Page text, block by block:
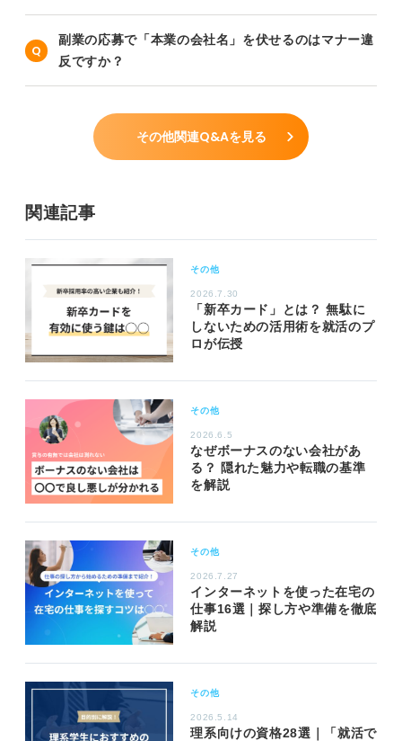
副業の応募で「本業の会社名」を伏せるのはマナー違
反ですか？
その他関連Q&Aを見る
関連記事
その他
2026.7.30
「新卒カード」とは？ 無駄に
しないための活用術を就活のプ
ロが伝授
その他
2026.6.5
なぜボーナスのない会社があ
る？ 隠れた魅力や転職の基準
を解説
その他
2026.7.27
インターネットを使った在宅の
仕事16選｜探し方や準備を徹底
解説
その他
2026.5.14
理系向けの資格28選｜「就活で